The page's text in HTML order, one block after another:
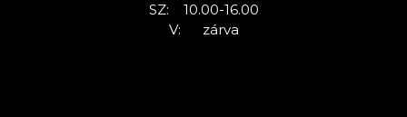
SZ: 10.00-16.00
V: zárva